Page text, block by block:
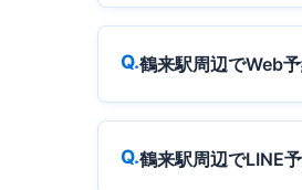
鶴来駅周辺でWeb
鶴来駅周辺でLINE